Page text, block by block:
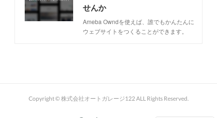
せんか
Ameba Owndを使えば、誰でもかんたんに
ウェブサイトをつくることができます。
Copyright © 株式会社オートガレージ122 ALL Rights Reserved.